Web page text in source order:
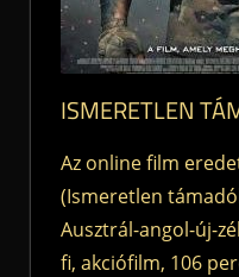
ISMERETLEN
Az online film
(Ismeretlen
Ausztrál-angol-új-
fi, akciófilm, 106